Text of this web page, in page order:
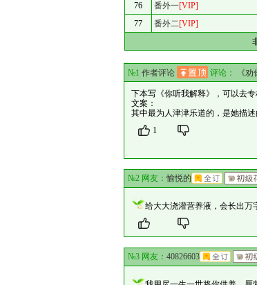
76
番外一[VIP]
77
番外二[VIP]
№1 作者评论 评论： 《
下本写《你听我解释》，可以去
文案：
其中最为人津津乐道的，是她描
1
№2 网友：愉悦的
给大大浇灌营养液，会长出万
№3 网友： 40826603